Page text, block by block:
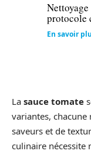
protocole
En savoir
La sauce tomate
variantes, chacune
saveurs et de
culinaire nécessite